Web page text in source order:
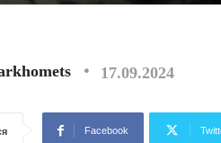
17.09.2024
Facebook